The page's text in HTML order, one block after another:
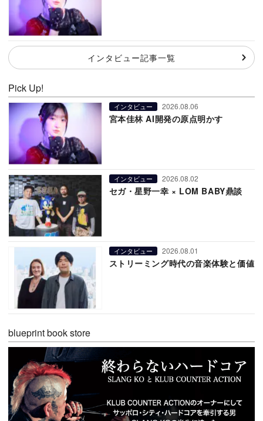
インタビュー記事一覧
Pick Up!
インタビュー 2026.08.06
宮本佳林 AI開発の原点明かす
インタビュー 2026.08.02
セガ・星野一幸 × LOM BABY鼎談
インタビュー 2026.08.01
ストリーミング時代の音楽体験と価値
blueprint book store